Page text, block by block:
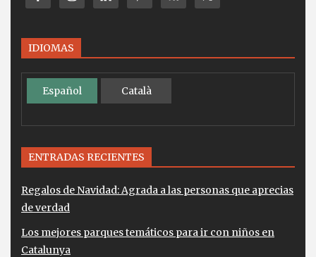
IDIOMAS
Español Català
ENTRADAS RECIENTES
Regalos de Navidad: Agrada a las personas que aprecias
de verdad
Los mejores parques temáticos para ir con niños en
Catalunya